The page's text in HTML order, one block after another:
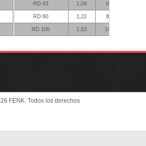
RD 63 1,09 6300
RD 80 1,22 8000
RD 105 1,53 10500
FENK. Todos los derechos